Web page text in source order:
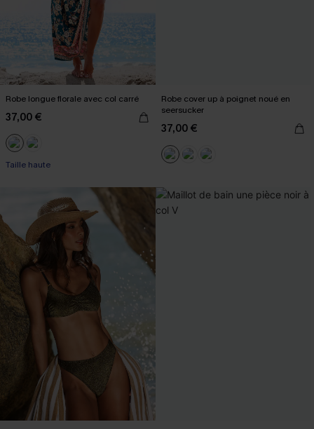
Robe longue florale avec col carré
37,00 €
Taille haute
Robe cover up à poignet noué en
seersucker
37,00 €